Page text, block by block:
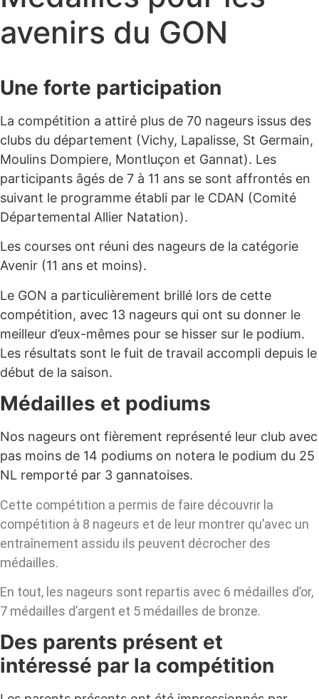
avenirs du GON
Une forte participation
La compétition a attiré plus de 70 nageurs issus des
clubs du département (Vichy, Lapalisse, St Germain,
Moulins Dompiere, Montluçon et Gannat). Les
participants âgés de 7 à 11 ans se sont affrontés en
suivant le programme établi par le CDAN (Comité
Départemental Allier Natation).
Les courses ont réuni des nageurs de la catégorie
Avenir (11 ans et moins).
Le GON a particulièrement brillé lors de cette
compétition, avec 13 nageurs qui ont su donner le
meilleur d’eux-mêmes pour se hisser sur le podium.
Les résultats sont le fuit de travail accompli depuis le
début de la saison.
Médailles et podiums
Nos nageurs ont fièrement représenté leur club avec
pas moins de 14 podiums on notera le podium du 25
NL remporté par 3 gannatoises.
Cette compétition a permis de faire découvrir la
compétition à 8 nageurs et de leur montrer qu’avec un
entraînement assidu ils peuvent décrocher des
médailles.
En tout, les nageurs sont repartis avec 6 médailles d’or,
7 médailles d’argent et 5 médailles de bronze.
Des parents présent et
intéressé par la compétition